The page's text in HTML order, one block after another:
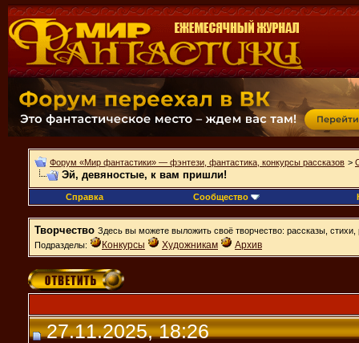
Форум «Мир фантастики» — фэнтези, фантастика, конкурсы рассказов >
Эй, девяностые, к вам пришли!
Справка Сообщество
Творчество Здесь вы можете выложить своё творчество: рассказы, стихи,
Подразделы:
Конкурсы Художникам Архив
27.11.2025, 18:26